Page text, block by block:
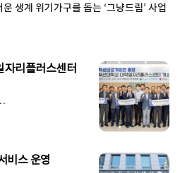
생계 위기가구를 돕는 ‘그냥드림’ 사업
자리플러스센터
비스 운영